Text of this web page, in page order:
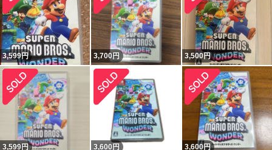
3,599円 3,700円 3,500円
3,599円 3,600 円 3,600円